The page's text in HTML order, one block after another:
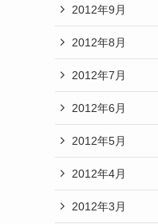
2012年9月
2012年8月
2012年7月
2012年6月
2012年5月
2012年4月
2012年3月